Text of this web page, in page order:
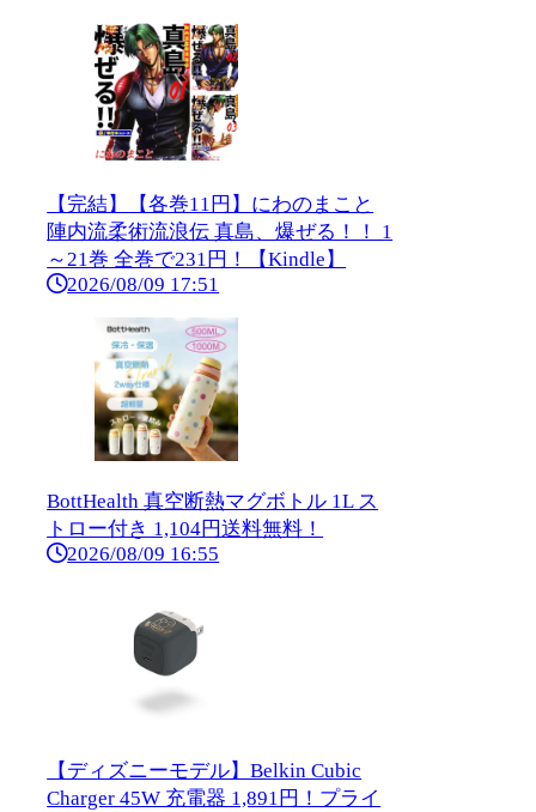
【完結】【各巻11円】にわのまこと
陣内流柔術流浪伝 真島、爆ぜる！！ 1
～21巻 全巻で231円！【Kindle】
2026/08/09 17:51
BottHealth 真空断熱マグボトル 1L ス
トロー付き 1,104円送料無料！
2026/08/09 16:55
【ディズニーモデル】Belkin Cubic
Charger 45W 充電器 1,891円！プライ